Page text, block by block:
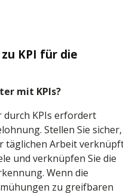
KPI für die
mit KPIs?
KPIs erfordert
Stellen Sie sicher,
täglichen Arbeit
und verknüpfen Sie die
Wenn die
zu greifbaren